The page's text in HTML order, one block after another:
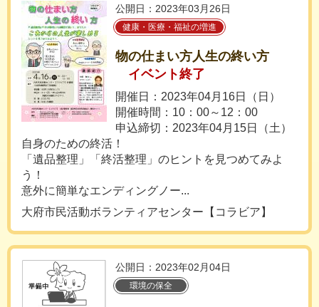
公開日：2023年03月26日
健康・医療・福祉の増進
物の仕まい方人生の終い方
イベント終了
開催日：2023年04月16日（日）
開催時間：10：00～12：00
申込締切：2023年04月15日（土）
自身のための終活！
「遺品整理」「終活整理」のヒントを見つめてみよ
う！
意外に簡単なエンディングノー...
大府市民活動ボランティアセンター【コラビア】
公開日：2023年02月04日
環境の保全